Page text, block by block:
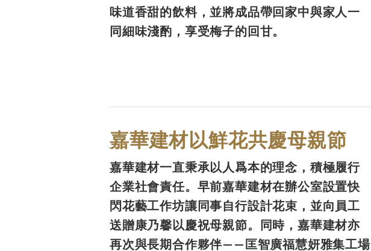
味道香甜的飲料，並將成品帶回家中與家人一
同細味淺酌，享受梅子的回甘。
嘉華建材以鮮花共慶母親節
嘉華建材一直秉承以人爲本的理念，積極履行
企業社會責任。早前嘉華建材在辦公室設置快
閃花藝工作坊讓同事自行設計花束，並向員工
送贈康乃馨以慶祝母親節。同時，嘉華建材亦
再次與長期合作夥伴——匡智廣福慧妍雅集工場